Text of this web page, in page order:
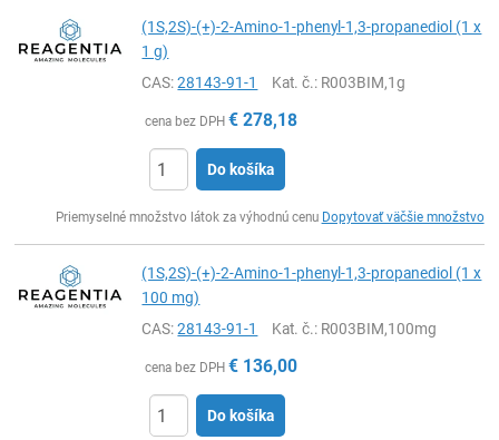
(1S,2S)-(+)-2-Amino-1-phenyl-1,3-propanediol (1 x
1 g)
CAS:28143-91-1 Kat. č.: R003BIM,1g
cena bez DPH € 278,18
Do košíka
Priemyselné množstvo látok za výhodnú cenu Dopytovať väčšie množstvo
(1S,2S)-(+)-2-Amino-1-phenyl-1,3-propanediol (1 x
100 mg)
CAS:28143-91-1 Kat. č.: R003BIM,100mg
cena bez DPH € 136,00
Do košíka